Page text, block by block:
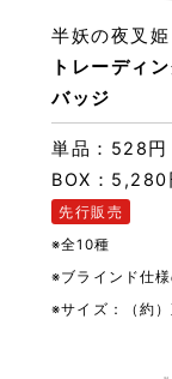
トレーディ
バッジ
半妖の夜叉姫
単品：528円
BOX：5,280
先行販売
※全10種
※ブラインド仕
※サイズ：（約